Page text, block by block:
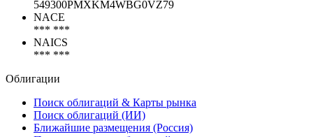
Коды
LEI
549300PMXKM4WBG0VZ79
*** ***
*** ***
Облигации